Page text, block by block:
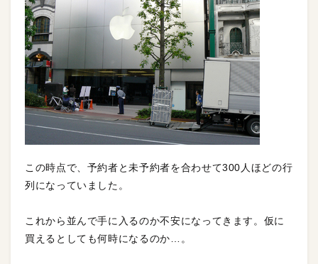
この時点で、予約者と未予約者を合わせて300人ほどの行
列になっていました。
これから並んで手に入るのか不安になってきます。仮に
買えるとしても何時になるのか…。